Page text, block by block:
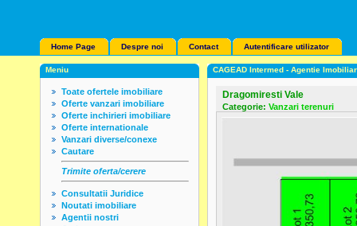
Home Page Despre noi Contact Autentificare utilizator
Meniu
Toate ofertele imobiliare
Oferte vanzari imobiliare
Oferte inchirieri imobiliare
Oferte internationale
Vanzari diverse/conexe
Cautare
Trimite oferta/cerere
Consultatii Juridice
Noutati imobiliare
Agentii nostri
CAGEAD Intermed - Agentie
Dragomiresti Vale
Categorie: Vanzari terenuri